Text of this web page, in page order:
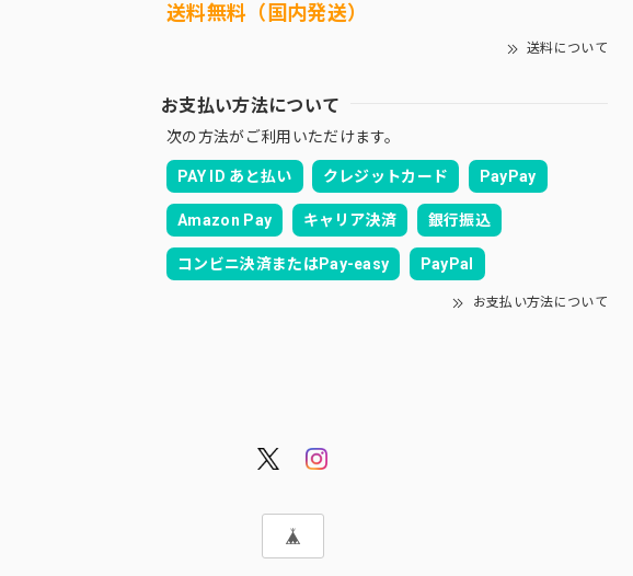
送料無料（国内発送）
送料について
お支払い方法について
次の方法がご利用いただけます。
PAY ID あと払い クレジットカード PayPay
Amazon Pay キャリア決済 銀行振込
コンビニ決済またはPay-easy PayPal
お支払い方法について